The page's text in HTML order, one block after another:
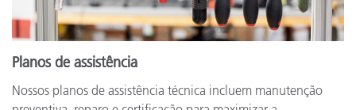
Planos de assistência
Nossos planos de assistência técnica incluem manutenção